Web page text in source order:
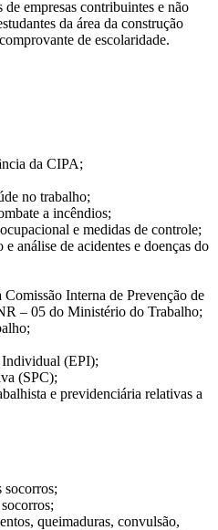
empresas contribuintes e não
da área da construção
de escolaridade.
da CIPA;
no trabalho;
a incêndios;
e medidas de controle;
análise de acidentes e doenças do
Interna de Prevenção de
– 05 do Ministério do Trabalho;
Individual (EPI);
(SPC);
e previdenciária relativas a
socorros;
queimaduras, convulsão,